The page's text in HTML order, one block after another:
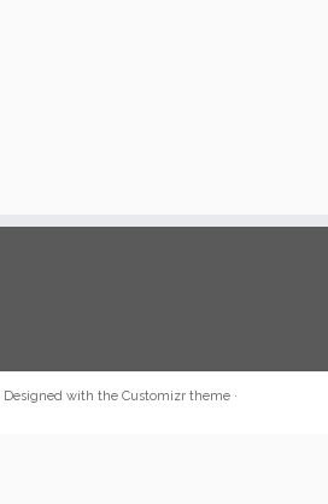
Designed with the Customizr theme·